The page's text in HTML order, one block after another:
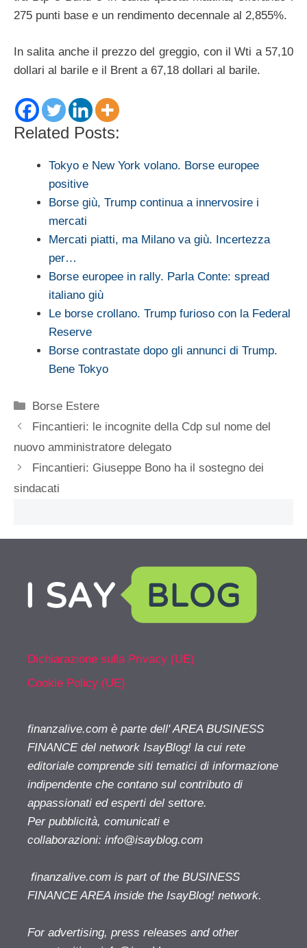
275 punti base e un rendimento decennale al 2,855%.
In salita anche il prezzo del greggio, con il Wti a 57,10
dollari al barile e il Brent a 67,18 dollari al barile.
Related Posts:
Tokyo e New York volano. Borse europee
positive
Borse giù, Trump continua a innervosire i
mercati
Mercati piatti, ma Milano va giù. Incertezza
per…
Borse europee in rally. Parla Conte: spread
italiano giù
Le borse crollano. Trump furioso con la Federal
Reserve
Borse contrastate dopo gli annunci di Trump.
Bene Tokyo
Categorie
Borse Estere
Fincantieri: le incognite della Cdp sul nome del
nuovo amministratore delegato
Fincantieri: Giuseppe Bono ha il sostegno dei
sindacati
Dichiarazione sulla Privacy (UE)
Cookie Policy (UE)
finanzalive.com è parte dell' AREA BUSINESS
FINANCE del network IsayBlog! la cui rete
editoriale comprende siti tematici di informazione
indipendente che contano sul contributo di
appassionati ed esperti del settore.
Per pubblicità, comunicati e
collaborazioni: info@isayblog.com
finanzalive.com is part of the BUSINESS
FINANCE AREA inside the IsayBlog! network.
For advertising, press releases and other